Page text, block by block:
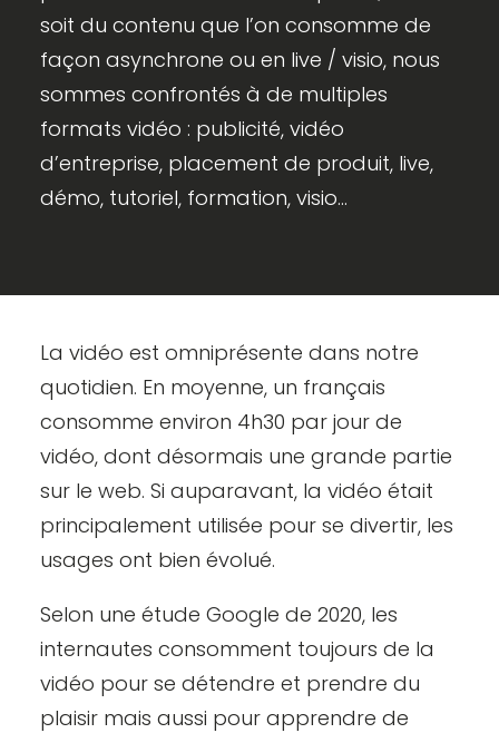
soit du contenu que l’on consomme de
façon asynchrone ou en live / visio, nous
sommes confrontés à de multiples
formats vidéo : publicité, vidéo
d’entreprise, placement de produit, live,
démo, tutoriel, formation, visio…
La vidéo est omniprésente dans notre
quotidien. En moyenne, un français
consomme environ 4h30 par jour de
vidéo, dont désormais une grande partie
sur le web. Si auparavant, la vidéo était
principalement utilisée pour se divertir, les
usages ont bien évolué.
Selon une étude Google de 2020, les
internautes consomment toujours de la
vidéo pour se détendre et prendre du
plaisir mais aussi pour apprendre de